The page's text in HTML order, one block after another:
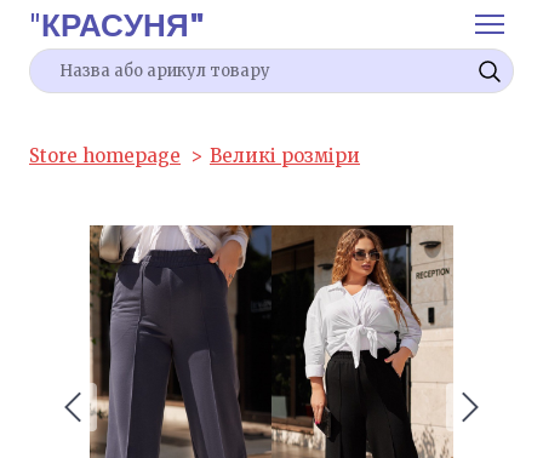
"КРАСУНЯ"
Store homepage Великі розміри